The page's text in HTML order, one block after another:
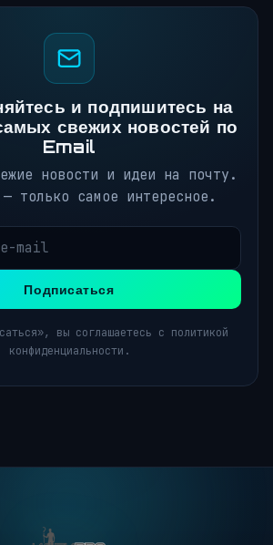
и подпишитесь на
свежих новостей по
Email
новости и идеи на почту.
только самое интересное.
Подписаться
вы соглашаетесь с политикой
конфиденциальности.